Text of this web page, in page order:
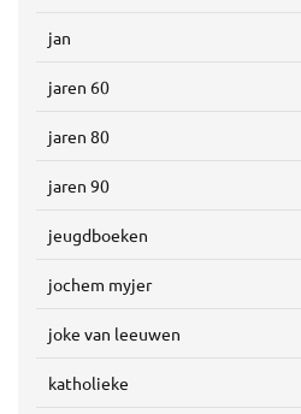
jan
jaren 60
jaren 80
jaren 90
jeugdboeken
jochem myjer
joke van leeuwen
katholieke